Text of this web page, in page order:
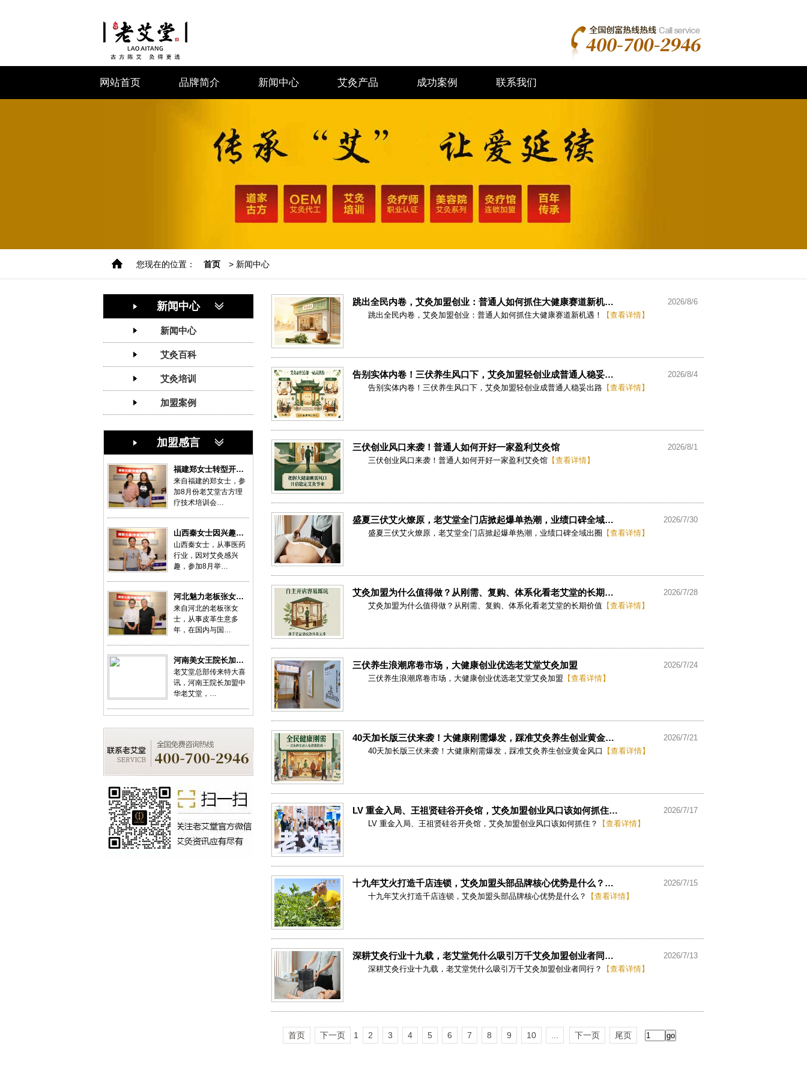
网站首页 品牌简介 新闻中心 艾灸产品 成功案例 联系我们
您现在的位置： 首页 > 新闻中心
新闻中心
新闻中心
艾灸百科
艾灸培训
加盟案例
加盟感言
福建郑女士转型开…
来自福建的郑女士，参
加8月份老艾堂古方理
疗技术培训会…
山西秦女士因兴趣…
山西秦女士，从事医药
行业，因对艾灸感兴
趣，参加8月举…
河北魅力老板张女…
来自河北的老板张女
士，从事皮革生意多
年，在国内与国…
河南美女王院长加…
老艾堂总部传来特大喜
讯，河南王院长加盟中
华老艾堂，…
跳出全民内卷，艾灸加盟创业：普通人如何抓住大健康赛道新机…
2026/8/6
跳出全民内卷，艾灸加盟创业：普通人如何抓住大健康赛道新机遇！
【查看详情】
告别实体内卷！三伏养生风口下，艾灸加盟轻创业成普通人稳妥…
2026/8/4
告别实体内卷！三伏养生风口下，艾灸加盟轻创业成普通人稳妥出路 【查看详情】
三伏创业风口来袭！普通人如何开好一家盈利艾灸馆
2026/8/1
三伏创业风口来袭！普通人如何开好一家盈利艾灸馆 【查看详情】
盛夏三伏艾火燎原，老艾堂全门店掀起爆单热潮，业绩口碑全域…
2026/7/30
盛夏三伏艾火燎原，老艾堂全门店掀起爆单热潮，业绩口碑全域出圈
【查看详情】
艾灸加盟为什么值得做？从刚需、复购、体系化看老艾堂的长期…
2026/7/28
艾灸加盟为什么值得做？从刚需、复购、体系化看老艾堂的长期价值 【查看详情】
三伏养生浪潮席卷市场，大健康创业优选老艾堂艾灸加盟
2026/7/24
三伏养生浪潮席卷市场，大健康创业优选老艾堂艾灸加盟 【查看详情】
40天加长版三伏来袭！大健康刚需爆发，踩准艾灸养生创业黄金…
2026/7/21
40天加长版三伏来袭！大健康刚需爆发，踩准艾灸养生创业黄金风口
【查看详情】
LV 重金入局、王祖贤硅谷开灸馆，艾灸加盟创业风口该如何抓住…
2026/7/17
LV 重金入局、王祖贤硅谷开灸馆，艾灸加盟创业风口该如何抓住？
【查看详情】
十九年艾火打造千店连锁，艾灸加盟头部品牌核心优势是什么？…
2026/7/15
十九年艾火打造千店连锁，艾灸加盟头部品牌核心优势是什么？
【查看详情】
深耕艾灸行业十九载，老艾堂凭什么吸引万千艾灸加盟创业者同…
2026/7/13
深耕艾灸行业十九载，老艾堂凭什么吸引万千艾灸加盟创业者同行？
【查看详情】
首页 下一页 1 2 3 4 5 6 7 8 9 10 下一页 尾页